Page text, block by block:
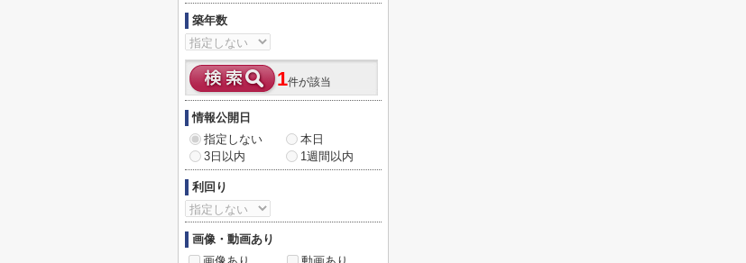
築年数
1件が該当
情報公開日
指定しない
本日
3日以内
1週間以内
利回り
画像・動画あり